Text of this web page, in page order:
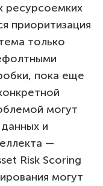
ресурсоемких
приоритизация
только
пока еще
могут
и
—
Risk Scoring
могут